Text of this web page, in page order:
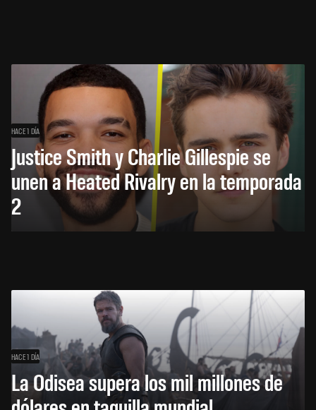
HACE 1 DÍA
Justice Smith y Charlie Gillespie se
unen a Heated Rivalry en la temporada
2
HACE 1 DÍA
La Odisea supera los mil millones de